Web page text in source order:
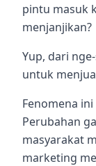
pintu masuk
menjanjikan?
Yup, dari
untuk
Fenomena
Perubahan
masyarakat
marketing